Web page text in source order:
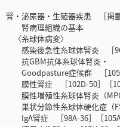
腎・泌尿器・生殖器疾患 ［
腎病理組織の基本
〈糸球体病変〉
感染後急性糸球体腎炎 ［
抗GBM抗体糸球体腎炎・
Goodpasture症候群 ［
膜性腎症 ［102D-50］［
膜性増殖性糸球体腎炎（
巣状分節性糸球体硬化症（
IgA腎症 ［98A-36］［105A-